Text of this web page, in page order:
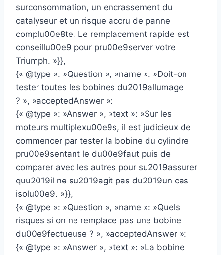
surconsommation, un encrassement du
catalyseur et un risque accru de panne
complu00e8te. Le remplacement rapide est
conseillu00e9 pour pru00e9server votre
Triumph. »}},
{« @type »: »Question », »name »: »Doit-on
tester toutes les bobines du2019allumage
? », »acceptedAnswer »:
{« @type »: »Answer », »text »: »Sur les
moteurs multiplexu00e9s, il est judicieux de
commencer par tester la bobine du cylindre
pru00e9sentant le du00e9faut puis de
comparer avec les autres pour su2019assurer
quu2019il ne su2019agit pas du2019un cas
isolu00e9. »}},
{« @type »: »Question », »name »: »Quels
risques si on ne remplace pas une bobine
du00e9fectueuse ? », »acceptedAnswer »:
{« @type »: »Answer », »text »: »La bobine